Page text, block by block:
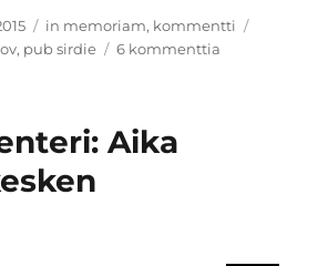
Kategoriat
in memoriam, kommentti
, pub sirdie 6 kommenttia
Aika